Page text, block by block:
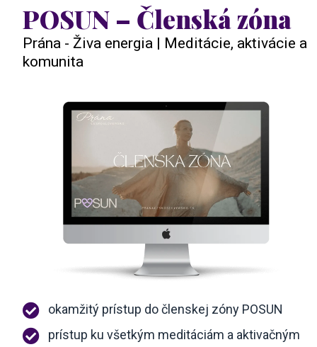
POSUN – Členská zóna
Prána - Živa energia | Meditácie, aktivácie a
komunita
okamžitý prístup do členskej zóny POSUN
prístup ku všetkým meditáciám a aktivačným